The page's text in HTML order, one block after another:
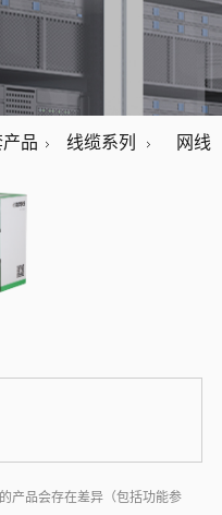
品 线缆系列 网线
产品会存在差异（包括功能参